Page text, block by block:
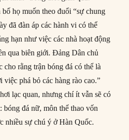
họ muốn theo đuổi “sự chung
đã đàn áp các hành vi có thể
hạn như việc các nhà hoạt động
qua biên giới. Đảng Dân chủ
cho rằng trận bóng đá có thể là
phá bỏ các hàng rào cao.”
lạc quan, nhưng chí ít vẫn sẽ có
bóng đá nữ, môn thể thao vốn
nhiều sự chú ý ở Hàn Quốc.